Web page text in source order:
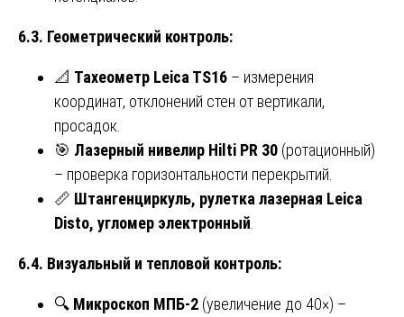
6.3. Геометрический контроль:
📐 Тахеометр Leica TS16 – измерения
координат, отклонений стен от вертикали,
просадок.
🎯 Лазерный нивелир Hilti PR 30 (ротационный)
– проверка горизонтальности перекрытий.
📏 Штангенциркуль, рулетка лазерная Leica
Disto, угломер электронный
6.4. Визуальный и тепловой контроль:
🔍 Микроскоп МПБ-2 (увеличение до 40×) –